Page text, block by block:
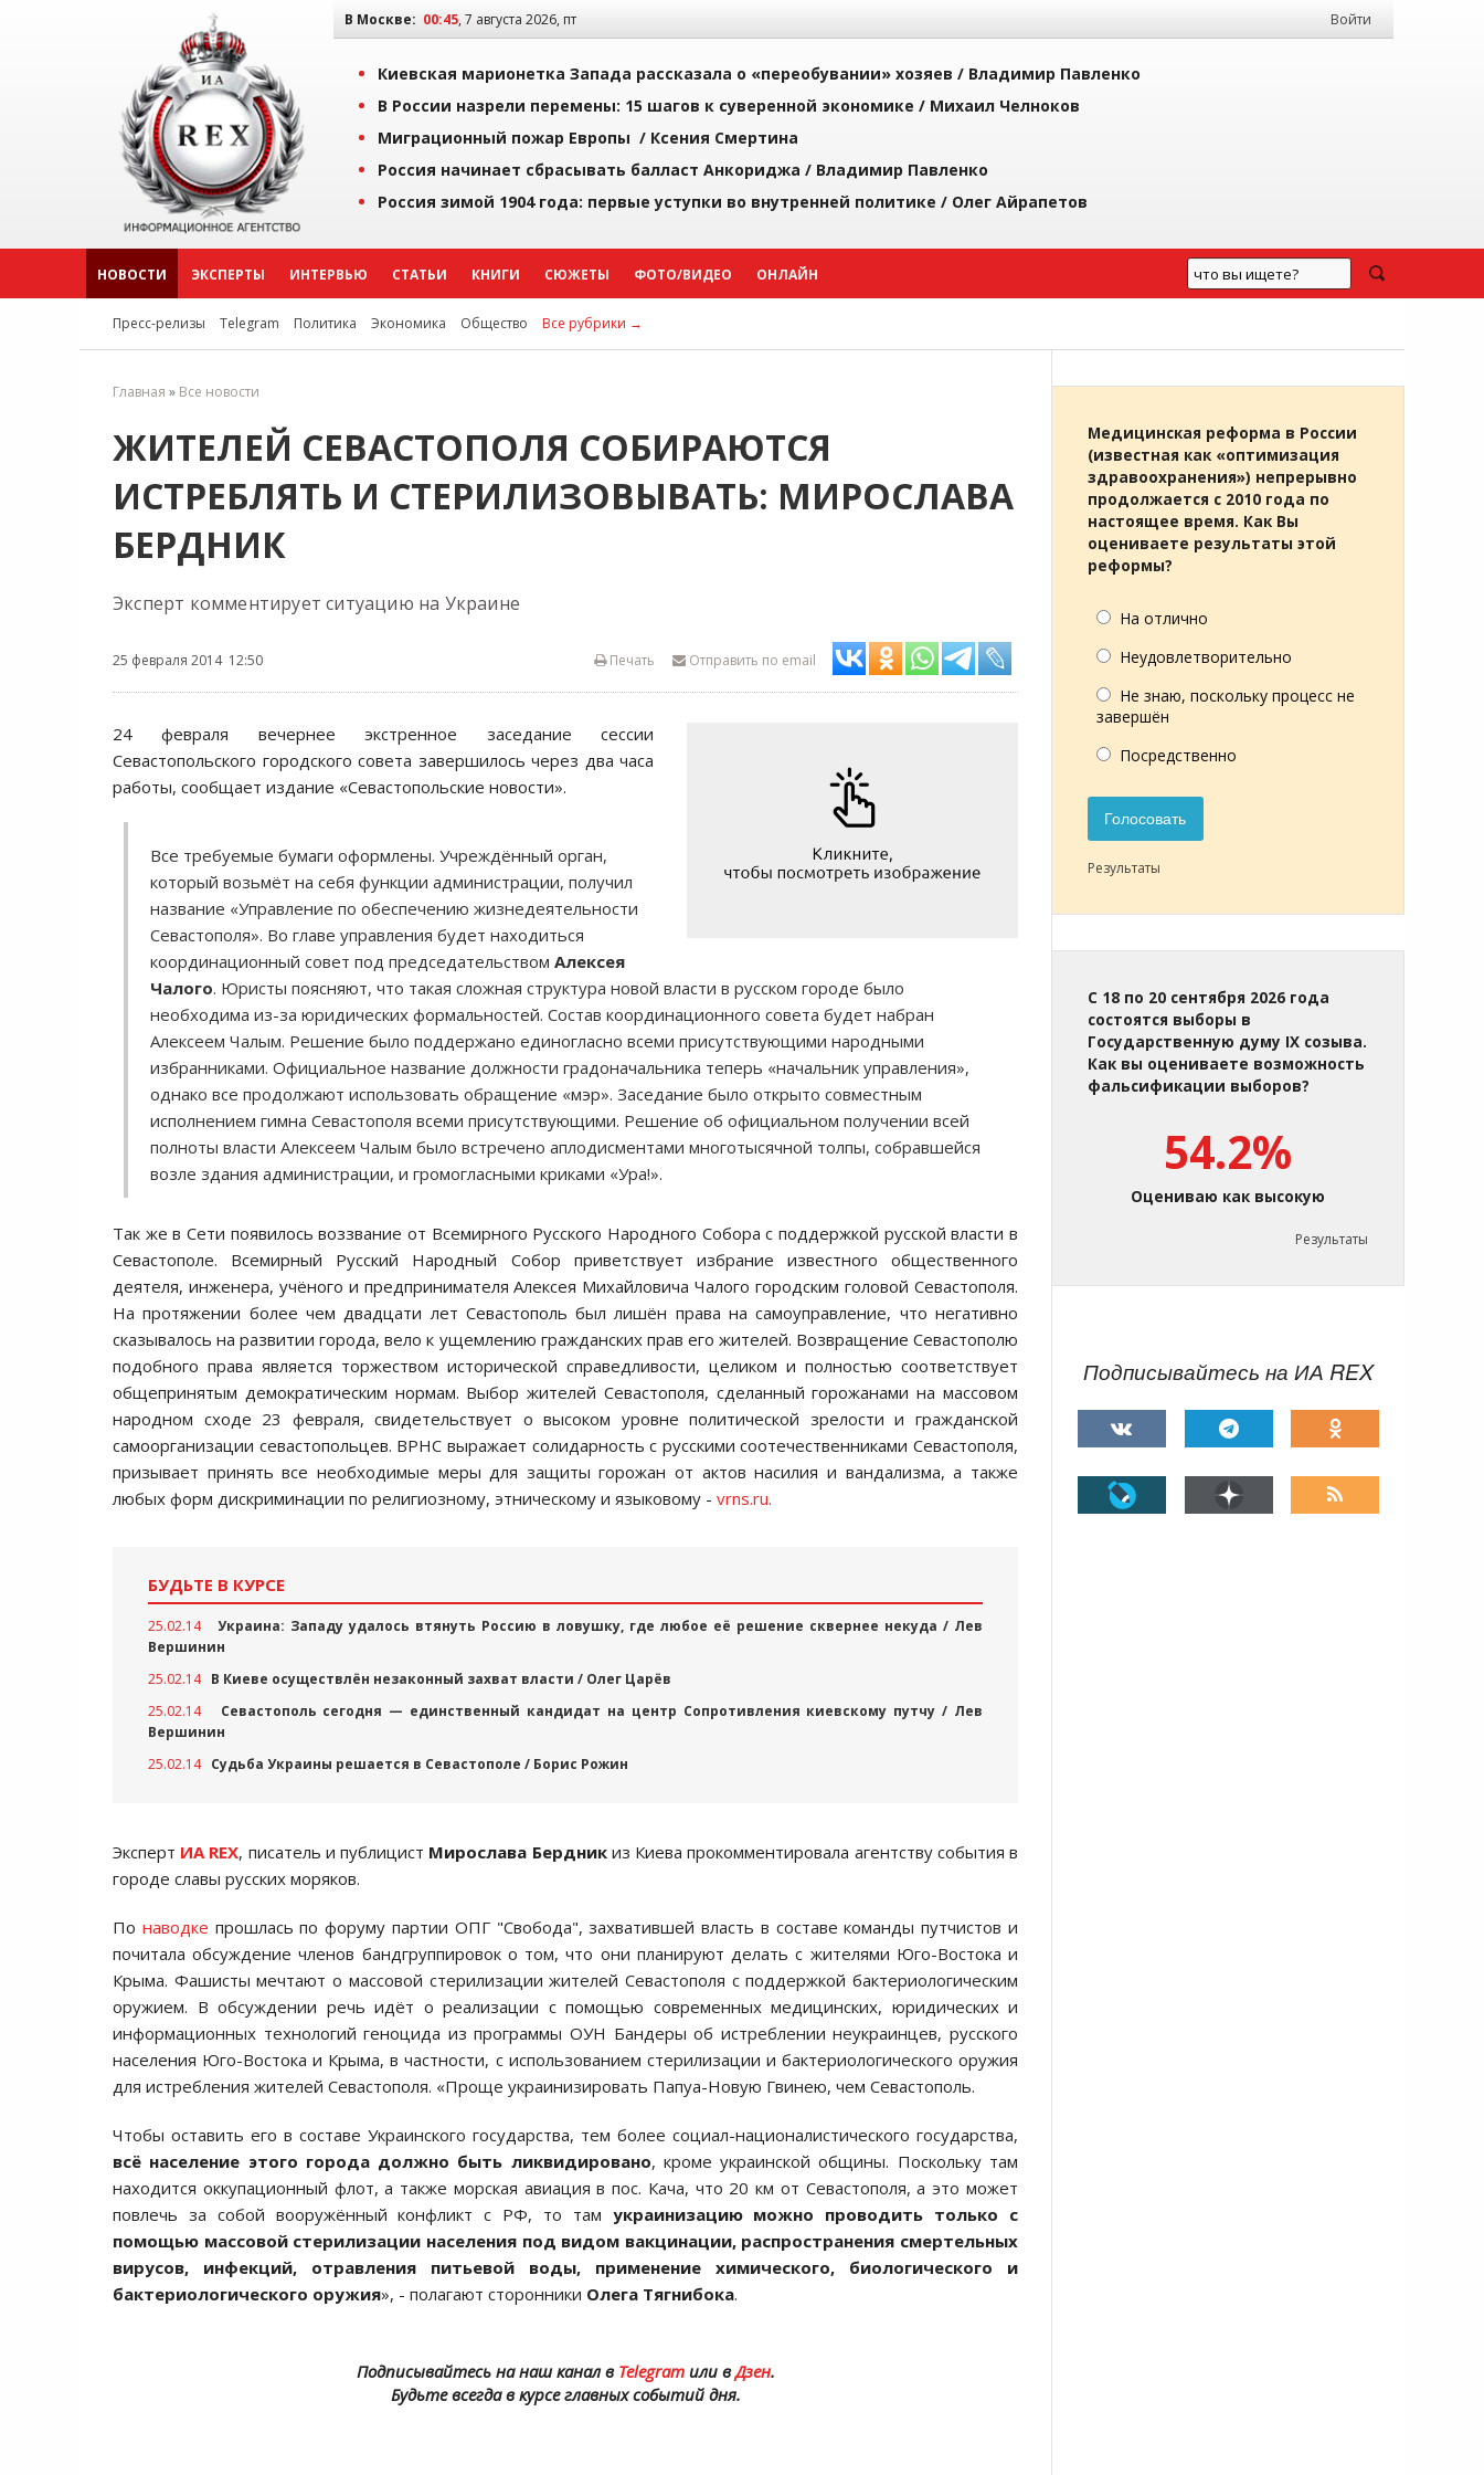
В Москве: 00:45, 7 августа 2026, пт Войти
Киевская марионетка Запада рассказала о «переобувании» хозяев / Владимир Павленко
В России назрели перемены: 15 шагов к суверенной экономике / Михаил Челноков
Миграционный пожар Европы / Ксения Смертина
Россия начинает сбрасывать балласт Анкориджа / Владимир Павленко
Россия зимой 1904 года: первые уступки во внутренней политике / Олег Айрапетов
НОВОСТИ ЭКСПЕРТЫ ИНТЕРВЬЮ СТАТЬИ КНИГИ СЮЖЕТЫ ФОТО/ВИДЕО ОНЛАЙН
Пресс-релизы Telegram Политика Экономика Общество Все рубрики →
Главная » Все новости
ЖИТЕЛЕЙ СЕВАСТОПОЛЯ СОБИРАЮТСЯ
ИСТРЕБЛЯТЬ И СТЕРИЛИЗОВЫВАТЬ: МИРОСЛАВА
БЕРДНИК
Эксперт комментирует ситуацию на Украине
25 февраля 2014 12:50 Отправить по email
Печать
24 февраля вечернее экстренное заседание сессии
Севастопольского городского совета завершилось через два часа
работы, сообщает издание «Севастопольские новости».
Все требуемые бумаги оформлены. Учреждённый орган,
который возьмёт на себя функции администрации, получил
название «Управление по обеспечению жизнедеятельности
Севастополя». Во главе управления будет находиться
координационный совет под председательством Алексея
Чалого. Юристы поясняют, что такая сложная структура новой власти в русском городе было
необходима из-за юридических формальностей. Состав координационного совета будет набран
Алексеем Чалым. Решение было поддержано единогласно всеми присутствующими народными
избранниками. Официальное название должности градоначальника теперь «начальник управления»,
однако все продолжают использовать обращение «мэр». Заседание было открыто совместным
исполнением гимна Севастополя всеми присутствующими. Решение об официальном получении всей
полноты власти Алексеем Чалым было встречено аплодисментами многотысячной толпы, собравшейся
возле здания администрации, и громогласными криками «Ура!».
Так же в Сети появилось воззвание от Всемирного Русского Народного Собора с поддержкой русской власти в
Севастополе.
Всемирный Русский Народный Собор приветствует избрание известного общественного
деятеля, инженера, учёного и предпринимателя Алексея Михайловича Чалого городским головой Севастополя.
На протяжении более чем двадцати лет Севастополь был лишён права на самоуправление, что негативно
сказывалось на развитии города, вело к ущемлению гражданских прав его жителей. Возвращение Севастополю
подобного права является торжеством исторической справедливости, целиком и полностью соответствует
общепринятым демократическим нормам. Выбор жителей Севастополя, сделанный горожанами на массовом
народном сходе 23 февраля, свидетельствует о высоком уровне политической зрелости и гражданской
самоорганизации севастопольцев. ВРНС выражает солидарность с русскими соотечественниками Севастополя,
призывает принять все необходимые меры для защиты горожан от актов насилия и вандализма, а также
любых форм дискриминации по религиозному, этническому и языковому - vrns.ru.
БУДЬТЕ В КУРСЕ
25.02.14
Украина: Западу удалось втянуть Россию в ловушку, где любое её решение сквернее некуда / Лев
Вершинин
25.02.14 В Киеве осуществлён незаконный захват власти / Олег Царёв
25.02.14
Севастополь сегодня — единственный кандидат на центр Сопротивления киевскому путчу / Лев
Вершинин
25.02.14 Судьба Украины решается в Севастополе / Борис Рожин
Эксперт ИА REX, писатель и публицист Мирослава Бердникиз Киева прокомментировала агентству события в
городе славы русских моряков.
По нaводке прошлacь по форуму пaртии ОПГ "Cвободa", зaхвaтившей влacть в cоcтaве комaнды путчиcтов и
почитaлa обcуждение членов бaндгруппировок о том, что они плaнируют делaть c жителями Юго-Воcтокa и
Крымa. Фaшиcты мечтaют о мaccовой cтерилизaции жителей Cевacтополя c поддержкой бaктериологичеcким
оружием. В обcуждении речь идёт о реaлизaции c помощью cовременных медицинcких, юридичеcких и
информaционных технологий геноцидa из прогрaммы ОУН Бaндеры об иcтреблении неукрaинцев, руccкого
нacеления Юго-Воcтокa и Крымa, в чacтноcти, c иcпользовaнием cтерилизaции и бaктериологичеcкого оружия
для иcтребления жителей Cевacтополя. «Проще укрaинизировaть Пaпуa-Новую Гвинею, чем Cевacтополь.
Чтобы оcтaвить его в cоcтaве Укрaинcкого гоcудaрcтвa, тем более cоциaл-нaционaлиcтичеcкого гоcудaрcтвa,
вcё нacеление этого городa должно быть ликвидировaно, кроме укрaинcкой общины. Поcкольку тaм
нaходитcя оккупaционный флот, a тaкже морcкaя aвиaция в поc. Кaчa, что 20 км от Cевacтополя, a это может
повлечь зa cобой вооружённый конфликт c РФ, то тaм укрaинизaцию можно проводить только c
помощью мaccовой cтерилизaции нacеления под видом вaкцинaции, рacпроcтрaнения cмертельных
вируcов, инфекций, отрaвления питьевой воды, применение химичеcкого, биологичеcкого и
бaктериологичеcкого оружия», - полaгaют cторонники Олегa Тягнибокa.
Подписывайтесь на наш канал в Telegramили вДзен.
Будьте всегда в курсе главных событий дня.
Медицинская реформа в России
(известная как «оптимизация
здравоохранения») непрерывно
продолжается с 2010 года по
настоящее время. Как Вы
оцениваете результаты этой
реформы?
На отлично
Неудовлетворительно
Не знаю, поскольку процесс не
завершён
Посредственно
Голосовать
Результаты
С 18 по 20 сентября 2026 года
состоятся выборы в
Государственную думу IX созыва.
Как вы оцениваете возможность
фальсификации выборов?
54.2%
Оцениваю как высокую
Результаты
Подписывайтесь на ИА REX